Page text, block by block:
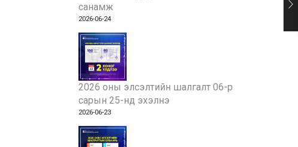
санамж
2026-06-24
2026 оны элсэлтийн шалгалт 06-р
сарын 25-нд эхэлнэ
2026-06-23